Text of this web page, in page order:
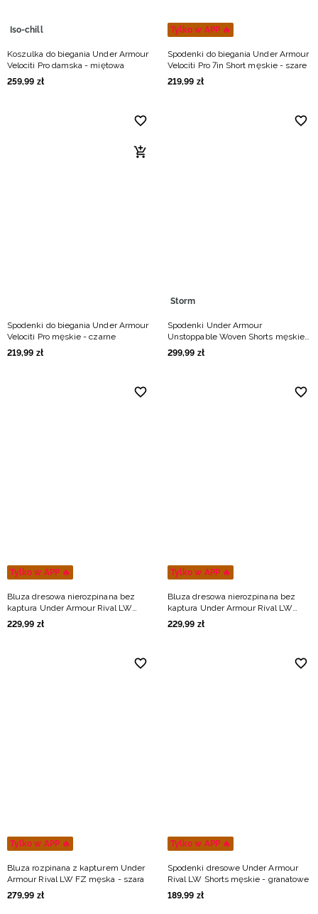
Iso-chill
Koszulka do biegania Under Armour
Velociti Pro damska - miętowa
259,99 zł
Tylko w APP 🔥
Spodenki do biegania Under Armour
Velociti Pro 7in Short męskie - szare
219,99 zł
Spodenki do biegania Under Armour
Velociti Pro męskie - czarne
219,99 zł
Storm
Spodenki Under Armour
Unstoppable Woven Shorts męskie -
czarne
299,99 zł
Tylko w APP 🔥
Bluza dresowa nierozpinana bez
kaptura Under Armour Rival LW
Crew męska - zielona
229,99 zł
Tylko w APP 🔥
Bluza dresowa nierozpinana bez
kaptura Under Armour Rival LW
Crew męska - czarna
229,99 zł
Tylko w APP 🔥
Bluza rozpinana z kapturem Under
Armour Rival LW FZ męska - szara
279,99 zł
Tylko w APP 🔥
Spodenki dresowe Under Armour
Rival LW Shorts męskie - granatowe
189,99 zł